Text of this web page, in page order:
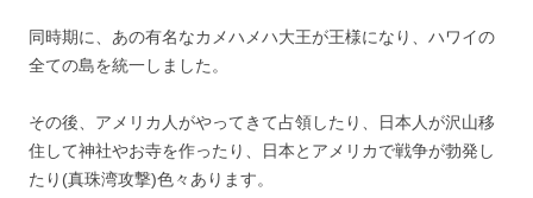
同時期に、あの有名なカメハメハ大王が王様になり、ハワイの
全ての島を統一しました。
その後、アメリカ人がやってきて占領したり、日本人が沢山移
住して神社やお寺を作ったり、日本とアメリカで戦争が勃発し
たり(真珠湾攻撃)色々あります。